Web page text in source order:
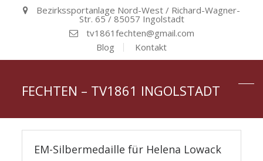
Bezirkssportanlage Nord-West / Richard-Wagner-
Str. 65 / 85057 Ingolstadt
tv1861fechten@gmail.com
Blog
Kontakt
FECHTEN – TV1861 INGOLSTADT
EM-Silbermedaille für Helena Lowack